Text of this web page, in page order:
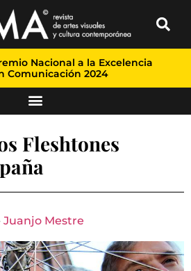
Nacional a la Excelencia
Comunicación 2024
Fleshtones
Juanjo Mestre